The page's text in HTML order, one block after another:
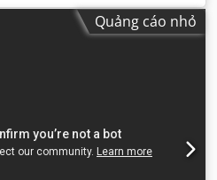
Quảng cáo nhỏ